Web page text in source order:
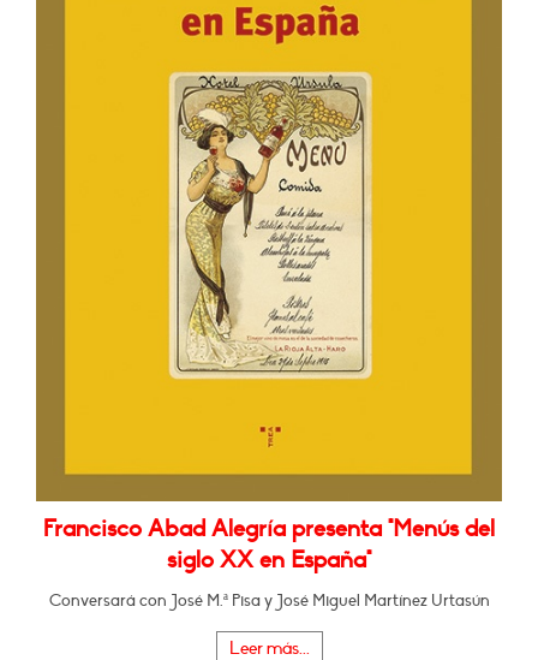
Francisco Abad Alegría presenta "Menús del
siglo XX en España"
Conversará con José M.ª Pisa y José Miguel Martínez Urtasún
Leer más...